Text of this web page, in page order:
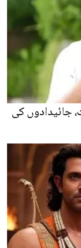
جائیدادوں کی